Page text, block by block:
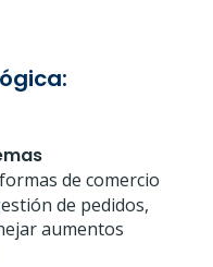
de comercio
de pedidos,
aumentos